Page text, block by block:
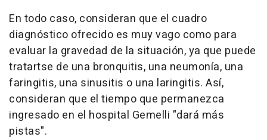
En todo caso, consideran que el cuadro
diagnóstico ofrecido es muy vago como para
evaluar la gravedad de la situación, ya que puede
tratartse de una bronquitis, una neumonía, una
faringitis, una sinusitis o una laringitis. Así,
consideran que el tiempo que permanezca
ingresado en el hospital Gemelli "dará más
pistas".